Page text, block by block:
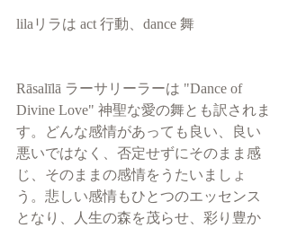
lilaリラは act 行動、dance 舞
Rāsalīlā ラーサリーラーは "Dance of
Divine Love" 神聖な愛の舞とも訳されま
す。どんな感情があっても良い、良い
悪いではなく、否定せずにそのまま感
じ、そのままの感情をうたいましょ
う。悲しい感情もひとつのエッセンス
となり、人生の森を茂らせ、彩り豊か